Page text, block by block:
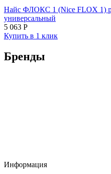
Найс ФЛОКС 1 (Nice FLOX 1)
универсальный
5 063 Р
Купить в 1 клик
Бренды
Информация